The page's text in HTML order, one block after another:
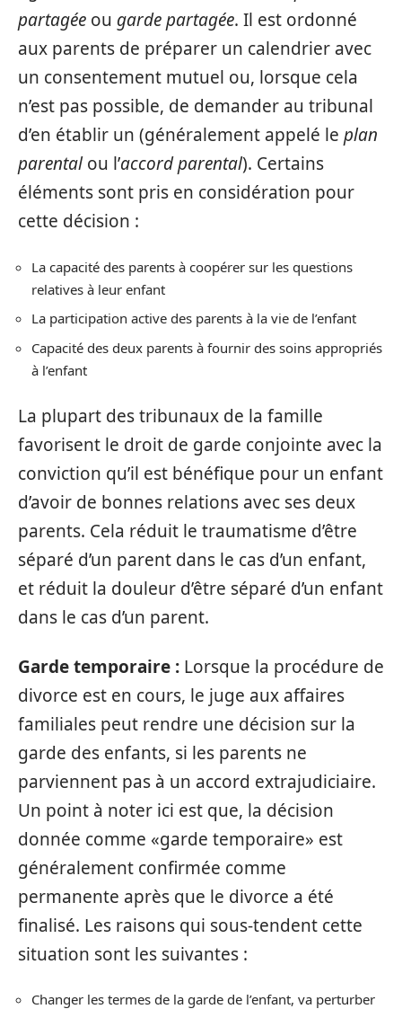
partagée ou garde partagée. Il est ordonné
aux parents de préparer un calendrier avec
un consentement mutuel ou, lorsque cela
n’est pas possible, de demander au tribunal
d’en établir un (généralement appelé le plan
parentalou l’accord parental). Certains
éléments sont pris en considération pour
cette décision :
La capacité des parents à coopérer sur les questions
relatives à leur enfant
La participation active des parents à la vie de l’enfant
Capacité des deux parents à fournir des soins appropriés
à l’enfant
La plupart des tribunaux de la famille
favorisent le droit de garde conjointe avec la
conviction qu’il est bénéfique pour un enfant
d’avoir de bonnes relations avec ses deux
parents. Cela réduit le traumatisme d’être
séparé d’un parent dans le cas d’un enfant,
et réduit la douleur d’être séparé d’un enfant
dans le cas d’un parent.
Garde temporaire : Lorsque la procédure de
divorce est en cours, le juge aux affaires
familiales peut rendre une décision sur la
garde des enfants, si les parents ne
parviennent pas à un accord extrajudiciaire.
Un point à noter ici est que, la décision
donnée comme «garde temporaire» est
généralement confirmée comme
permanente après que le divorce a été
finalisé. Les raisons qui sous-tendent cette
situation sont les suivantes :
Changer les termes de la garde de l’enfant, va perturber